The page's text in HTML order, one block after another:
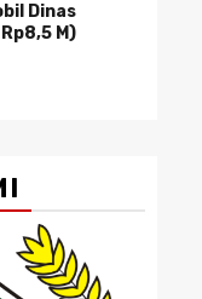
Dinas
M)